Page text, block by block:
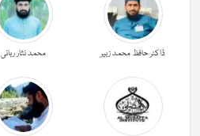
ڈاکٹر حافظ محمد زبیر محمد نثار ربانی